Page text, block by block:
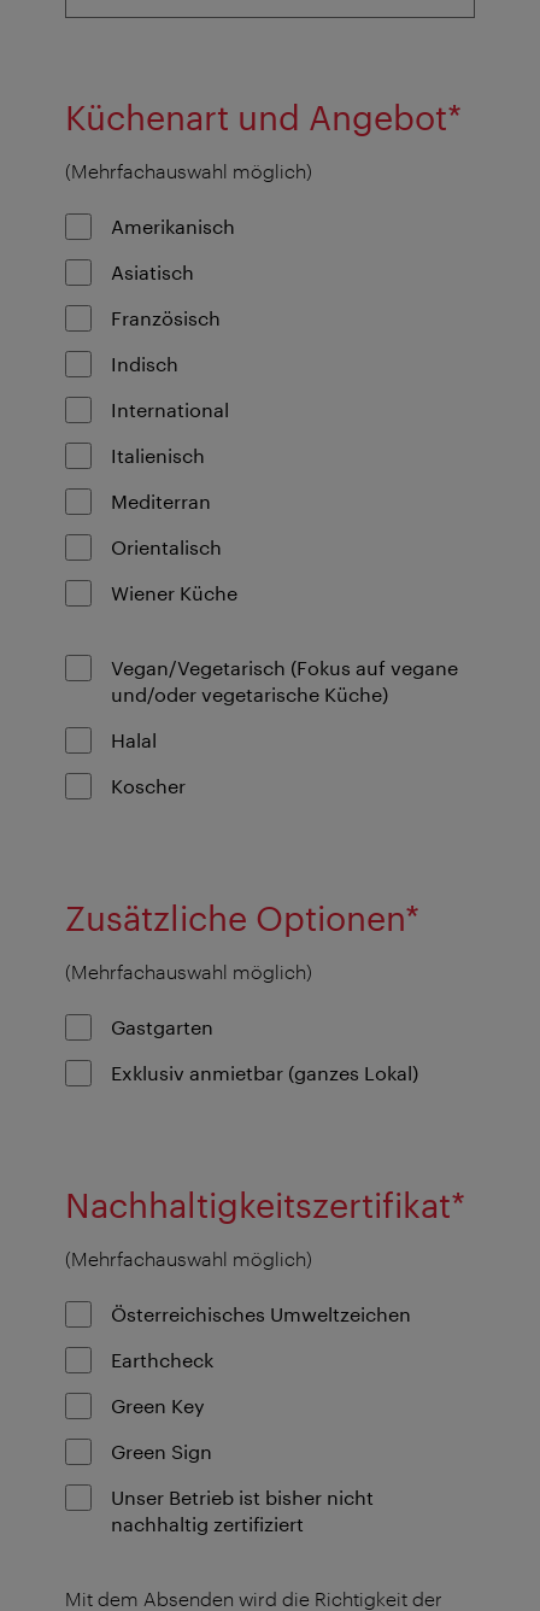
Küchenart und Angebot*
(Mehrfachauswahl möglich)
Amerikanisch
Asiatisch
Französisch
Indisch
International
Italienisch
Mediterran
Orientalisch
Wiener Küche
Vegan/Vegetarisch (Fokus auf vegane
und/oder vegetarische Küche)
Halal
Koscher
Zusätzliche Optionen*
(Mehrfachauswahl möglich)
Gastgarten
Exklusiv anmietbar (ganzes Lokal)
Nachhaltigkeitszertifikat*
(Mehrfachauswahl möglich)
Österreichisches Umweltzeichen
Earthcheck
Green Key
Green Sign
Unser Betrieb ist bisher nicht
nachhaltig zertifiziert
Mit dem Absenden wird die Richtigkeit der